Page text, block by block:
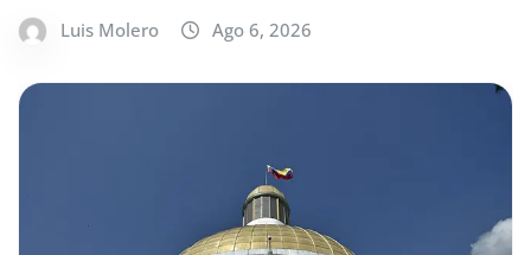
Luis Molero Ago 6, 2026